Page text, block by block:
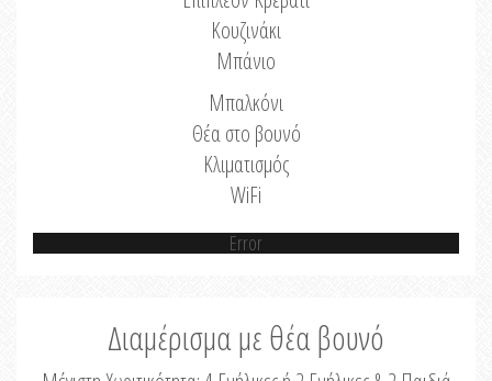
Κουζινάκι
Μπάνιο
Μπαλκόνι
Θέα στο βουνό
Κλιματισμός
WiFi
Error
Διαμέρισμα με θέα βουνό